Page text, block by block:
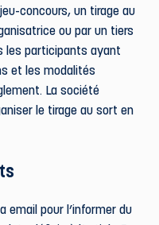
concours, un tirage au
ou par un tiers
les participants ayant
et les modalités
La société
le tirage au sort en
email pour l’informer du